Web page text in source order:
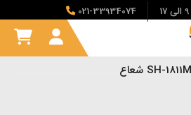
021-33934074